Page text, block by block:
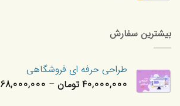
بیشترین سفارش
طراحی حرفه ای فروشگاهی
40,000,000 تومان –
68,000,000